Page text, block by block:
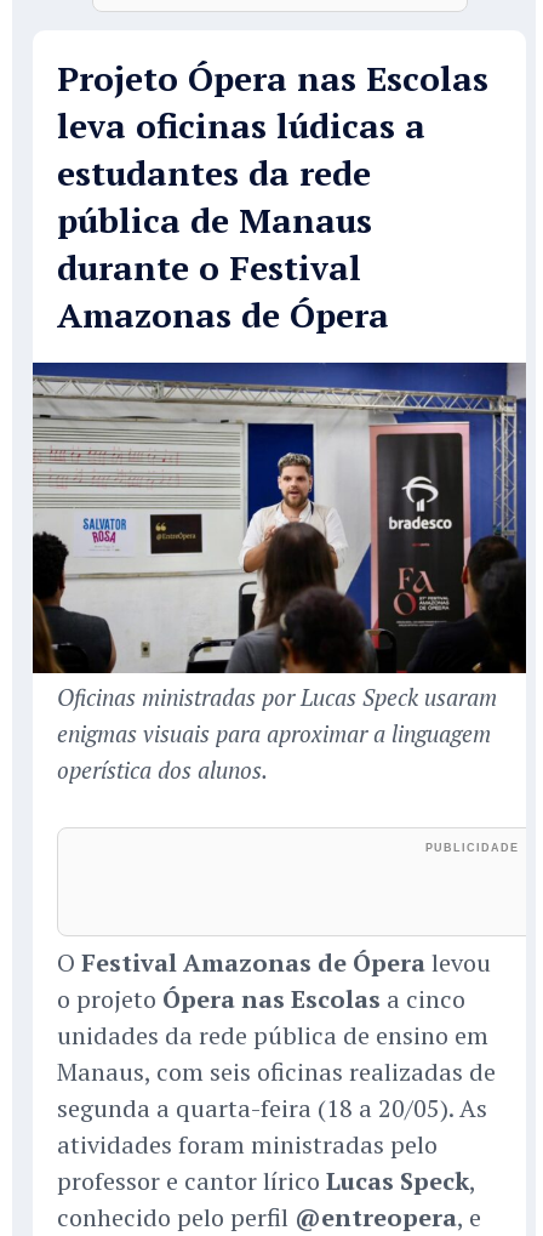
Projeto Ópera nas Escolas
leva oficinas lúdicas a
estudantes da rede
pública de Manaus
durante o Festival
Amazonas de Ópera
Oficinas ministradas por Lucas Speck usaram
enigmas visuais para aproximar a linguagem
operística dos alunos.
O Festival Amazonas de Óperalevou
o projeto Ópera nas Escolas a cinco
unidades da rede pública de ensino em
Manaus, com seis oficinas realizadas de
segunda a quarta-feira (18 a 20/05). As
atividades foram ministradas pelo
professor e cantor lírico Lucas Speck,
conhecido pelo perfil @entreopera, e